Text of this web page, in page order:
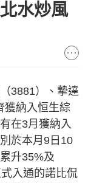
水炒風
3881）、摯達
獲納入恒生綜
在3月獲納入
於本月9日10
升35%及
入通的諾比侃